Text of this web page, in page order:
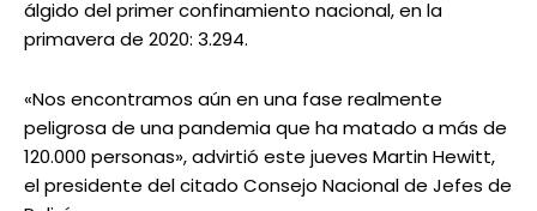
álgido del primer confinamiento nacional, en la
primavera de 2020: 3.294.
«Nos encontramos aún en una fase realmente
peligrosa de una pandemia que ha matado a más de
120.000 personas», advirtió este jueves Martin Hewitt,
el presidente del citado Consejo Nacional de Jefes de